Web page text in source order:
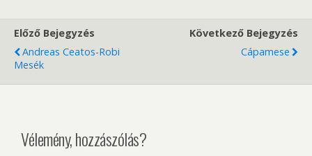
Előző Bejegyzés
Andreas Ceatos-Robi
Mesék
Következő Bejegyzés
Cápamese
Vélemény, hozzászólás?